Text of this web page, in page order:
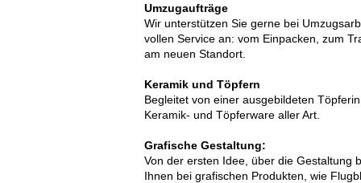
Umzugaufträge
Wir unterstützen Sie gerne bei
vollen Service an: vom Einpacken, zum
am neuen Standort.
Keramik und Töpfern
Begleitet von einer ausgebildeten
Keramik- und Töpferware aller Art.
Grafische Gestaltung:
Von der ersten Idee, über die Gestaltung
Ihnen bei grafischen Produkten, wie